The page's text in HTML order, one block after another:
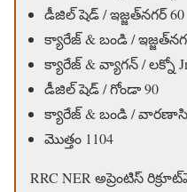
డీజిల్ షెడ్ / ఇజ్జత్‌నగర్ 60
క్యారేజ్ & బండి /
క్యారేజ్ & వ్యాగన్ / లక్నో
డీజిల్ షెడ్ / గోండా 90
క్యారేజ్ & బండి / వారణాసి
మొత్తం 1104
RRC NER అప్రెంటిస్